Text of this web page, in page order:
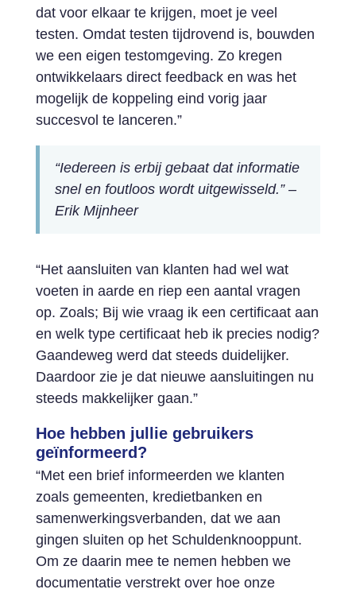
dat voor elkaar te krijgen, moet je veel
testen. Omdat testen tijdrovend is, bouwden
we een eigen testomgeving. Zo kregen
ontwikkelaars direct feedback en was het
mogelijk de koppeling eind vorig jaar
succesvol te lanceren.”
“Iedereen is erbij gebaat dat informatie
snel en foutloos wordt uitgewisseld.” –
Erik Mijnheer
“Het aansluiten van klanten had wel wat
voeten in aarde en riep een aantal vragen
op. Zoals; Bij wie vraag ik een certificaat aan
en welk type certificaat heb ik precies nodig?
Gaandeweg werd dat steeds duidelijker.
Daardoor zie je dat nieuwe aansluitingen nu
steeds makkelijker gaan.”
Hoe hebben jullie gebruikers
geïnformeerd?
“Met een brief informeerden we klanten
zoals gemeenten, kredietbanken en
samenwerkingsverbanden, dat we aan
gingen sluiten op het Schuldenknooppunt.
Om ze daarin mee te nemen hebben we
documentatie verstrekt over hoe onze